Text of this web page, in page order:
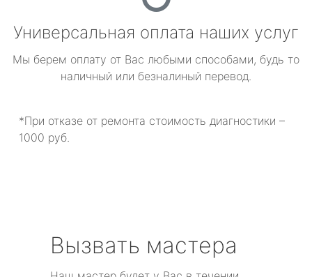
Универсальная оплата наших услуг
Мы берем оплату от Вас любыми способами, будь то
наличный или безналиный перевод.
*При отказе от ремонта стоимость диагностики –
1000 руб.
Вызвать мастера